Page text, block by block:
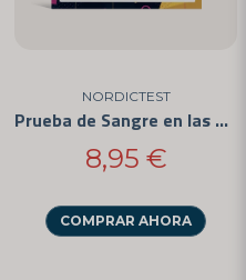
NORDICTEST
Prueba de Sangre en las Heces (FOB)
8,95 €
COMPRAR AHORA